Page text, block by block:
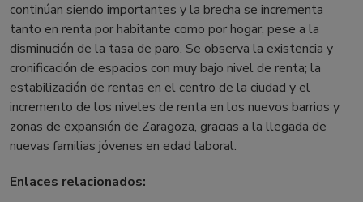
continúan siendo importantes y la brecha se incrementa
tanto en renta por habitante como por hogar, pese a la
disminución de la tasa de paro. Se observa la existencia y
cronificación de espacios con muy bajo nivel de renta; la
estabilización de rentas en el centro de la ciudad y el
incremento de los niveles de renta en los nuevos barrios y
zonas de expansión de Zaragoza, gracias a la llegada de
nuevas familias jóvenes en edad laboral.
Enlaces relacionados: